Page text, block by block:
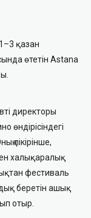
қазан
өтетін Astana
директоры
өндірісіндегі
пікірінше,
халықаралық
фестиваль
беретін ашық
отыр.